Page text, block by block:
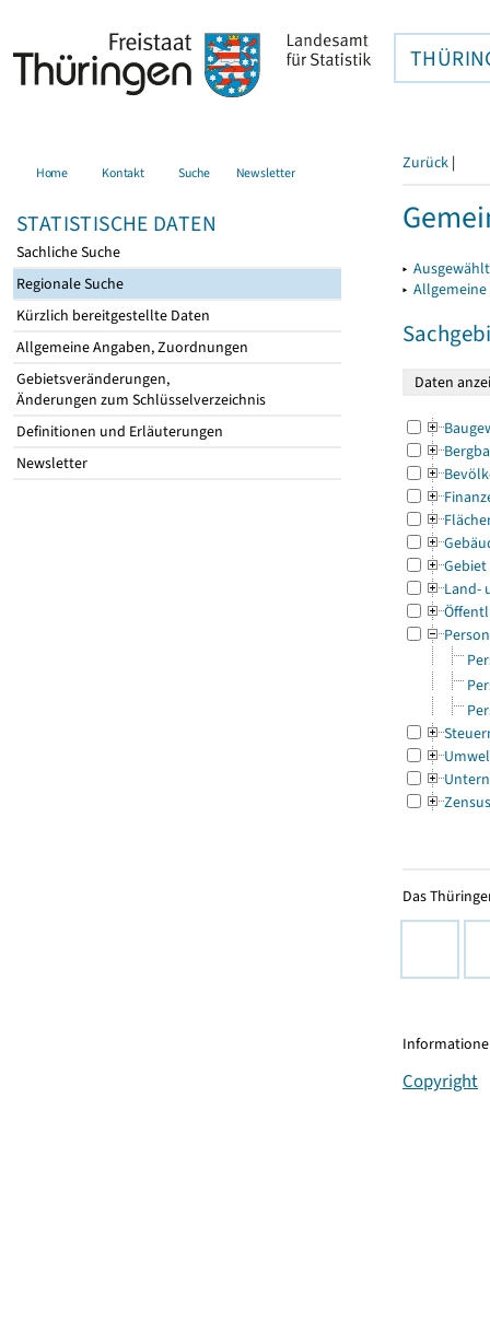
Home Kontakt Suche Newsletter
STATISTISCHE DATEN
Sachliche Suche
Regionale Suche
Kürzlich bereitgestellte Daten
Allgemeine Angaben, Zuordnungen
Gebietsveränderungen,
Änderungen zum Schlüsselverzeichnis
Definitionen und Erläuterungen
Newsletter
Zurück |
▸
▸
Gebiet
Land-
Zensus
Das
Copyright